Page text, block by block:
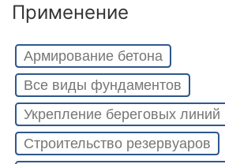
Применение
Армирование бетона
Все виды фундаментов
Укрепление береговых линий
Строительство резервуаров